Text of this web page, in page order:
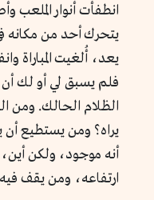
انطفأت أنوار الملعب
يتحرك أحد من مكانه
يعد، أُلغيت
فلم يسبق لي أو لك أن
الظلام الحالك. ومن
يراه؟ ومن يستطيع أن
أنه موجود، ولكن
ارتفاعه، ومن يقف